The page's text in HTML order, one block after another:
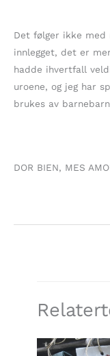
Det følger ikke
innlegget, det er
hadde ihvertfall
uroene, og jeg har
brukes av
DOR BIEN, MES